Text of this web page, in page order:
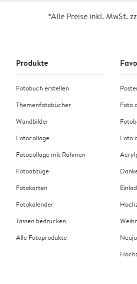
*Alle Preise inkl. MwSt.
Produkte
Fotobuch erstellen
Themenfotobücher
Wandbilder
Fotocollage
Fotocollage mit Rahmen
Fotoabzüge
Fotokarten
Fotokalender
Tassen bedrucken
Alle Fotoprodukte
Foto
Foto